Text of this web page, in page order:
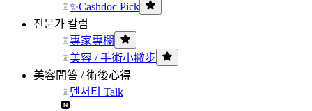
✨Cashdoc Pick
전문가 칼럼
專家專欄
美容 / 手術小撇步
美容問答 / 術後心得
덴서티 Talk